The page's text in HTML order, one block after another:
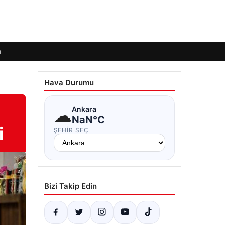
Hava Durumu
☁Ankara
NaN°C
ŞEHIR SEÇ
Bizi Takip Edin